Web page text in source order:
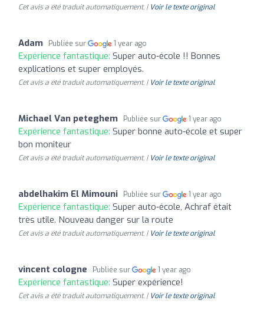
Cet avis a été traduit automatiquement. | Voir le texte original
Adam Publiée sur 1 year ago
Expérience fantastique: Super auto-école !! Bonnes
explications et super employés.
Cet avis a été traduit automatiquement. | Voir le texte original
Michael Van peteghem Publiée sur 1 year ago
Expérience fantastique: Super bonne auto-école et super
bon moniteur
Cet avis a été traduit automatiquement. | Voir le texte original
abdelhakim El Mimouni Publiée sur 1 year ago
Expérience fantastique: Super auto-école, Achraf était
très utile. Nouveau danger sur la route
Cet avis a été traduit automatiquement. | Voir le texte original
vincent cologne Publiée sur 1 year ago
Expérience fantastique: Super expérience!
Cet avis a été traduit automatiquement. | Voir le texte original